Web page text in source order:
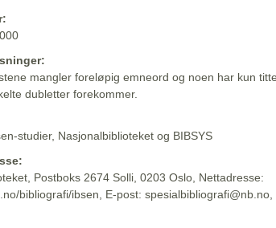
mangler foreløpig emneord og noen har kun
dubletter forekommer.
studier, Nasjonalbiblioteket og BIBSYS
Postboks 2674 Solli, 0203 Oslo, Nettadresse:
bibliografi/ibsen, E-post: spesialbibliografi@nb.no,